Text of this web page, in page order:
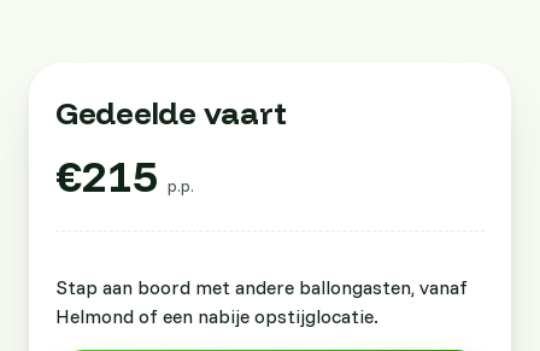
Gedeelde vaart
€215 p.p.
Stap aan boord met andere ballongasten, vanaf
Helmond of een nabije opstijglocatie.